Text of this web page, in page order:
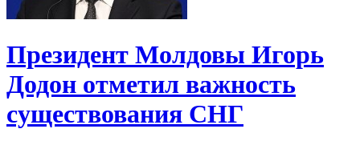
Президент Молдовы Игорь
Додон отметил важность
существования СНГ